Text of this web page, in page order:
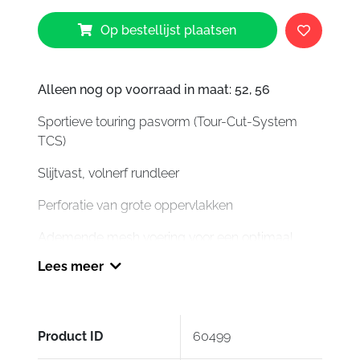
IXS
RS
600
Sport
Perforated
Jacket
Black
Op bestellijst plaatsen
Alleen nog op voorraad in maat: 52, 56
Sportieve touring pasvorm (Tour-Cut-System
TCS)
Slijtvast, volnerf rundleer
Perforatie van grote oppervlakken
Ademende mesh voering voor een optimaal
mouw voor betere bewegingsvrijheid
Lees meer
Product ID 60499